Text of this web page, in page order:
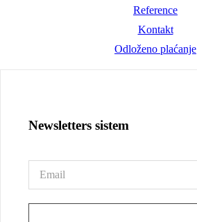
Reference
Kontakt
Odloženo plaćanje
Newsletters sistem